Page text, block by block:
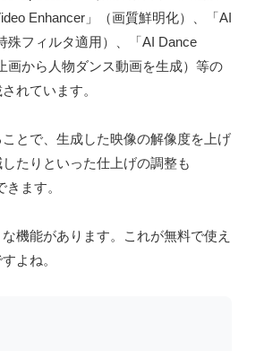
Enhancer」（画質鮮明化）、「AI
殊フィルタ適用）、「AI Dance
画から人物ダンス動画を生成）等の
れています​。
とで、生成した映像の解像度を上げ
たりといった仕上げの調整も
ます。
機能があります。これが無料で使え
よね。